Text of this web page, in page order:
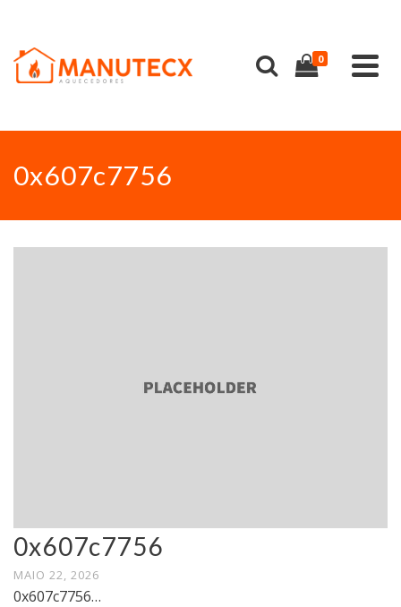
0
0x607c7756
0x607c7756
MAIO 22, 2026
0x607c7756…